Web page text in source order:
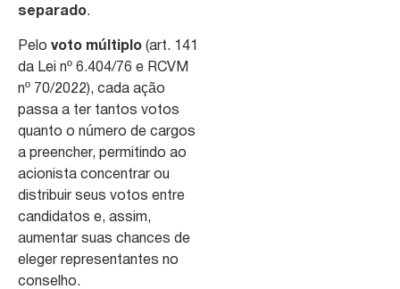
separado.
Pelo voto múltiplo (art. 141
da Lei nº 6.404/76 e RCVM
nº 70/2022), cada ação
passa a ter tantos votos
quanto o número de cargos
a preencher, permitindo ao
acionista concentrar ou
distribuir seus votos entre
candidatos e, assim,
aumentar suas chances de
eleger representantes no
conselho.